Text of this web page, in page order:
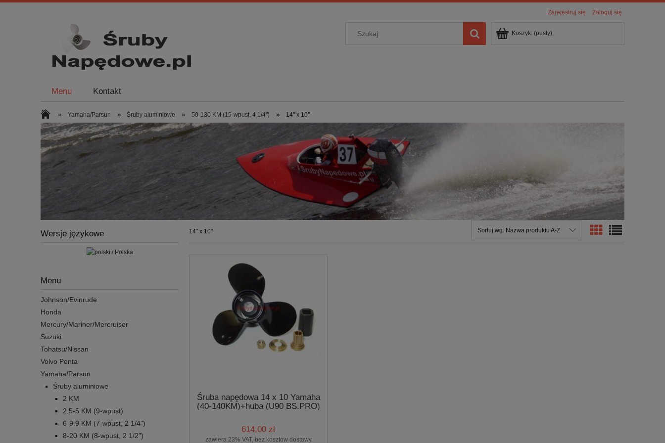
Zarejestruj się Zaloguj się
Koszyk: (pusty)
Menu Kontakt
» Yamaha/Parsun » Śruby aluminiowe » 50-130 KM (15-wpust, 4 1/4") » 14" x 10"
Wersje językowe
Menu
Johnson/Evinrude
Honda
Mercury/Mariner/Mercruiser
Suzuki
Tohatsu/Nissan
Volvo Penta
Yamaha/Parsun
Śruby aluminiowe
2 KM
2,5-5 KM (9-wpust)
6-9.9 KM (7-wpust, 2 1/4")
8-20 KM (8-wpust, 2 1/2")
14" x 10" Sortuj wg: Nazwa produktu A-Z
Śruba napędowa 14 x 10 Yamaha
(40-140KM)+huba (U90 BS.PRO)
614,00 zł
zawiera 23% VAT, bez kosztów dostawy